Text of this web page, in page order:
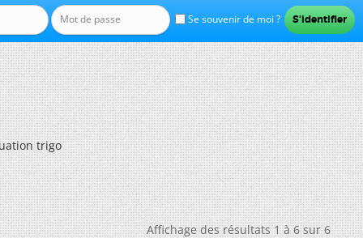
Se souvenir de moi ?
trigo
Affichage des résultats 1 à 6 sur 6